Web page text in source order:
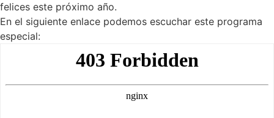
felices este próximo año.
En el siguiente enlace podemos escuchar este programa
especial: